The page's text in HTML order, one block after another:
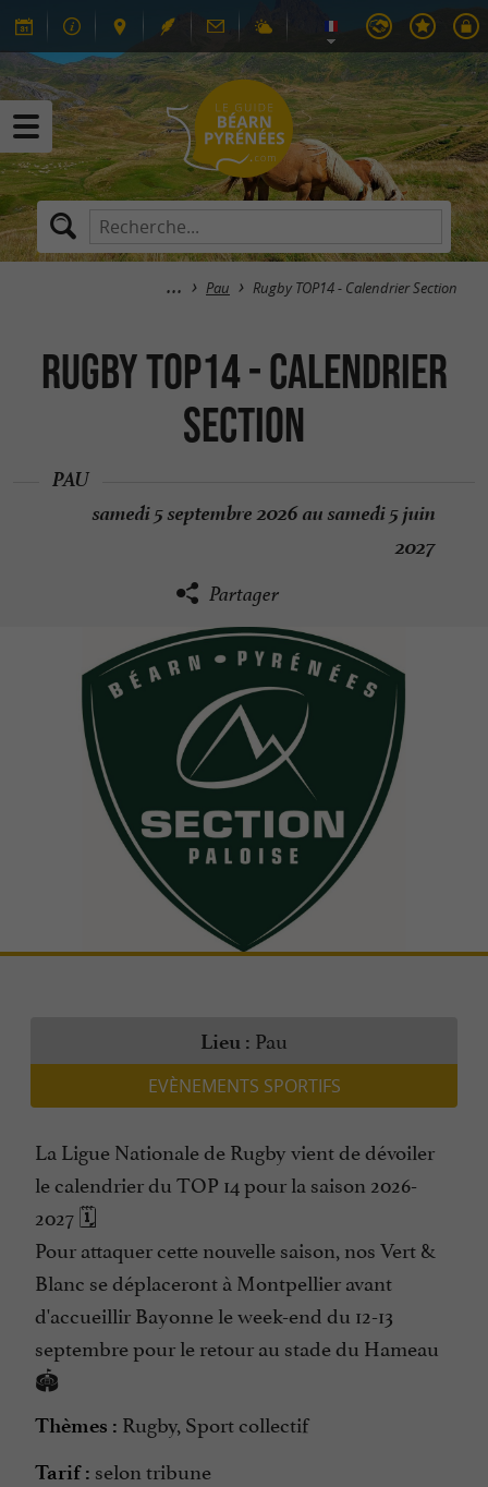
Pau Rugby TOP14 - Calendrier Section
Rugby TOP14 - Calendrier
Section
PAU
samedi 5 septembre 2026 au samedi 5 juin
2027
Partager
Lieu : Pau
EVÈNEMENTS SPORTIFS
La Ligue Nationale de Rugby vient de dévoiler
le calendrier du TOP 14 pour la saison 2026-
2027 🗓️
Pour attaquer cette nouvelle saison, nos Vert &
Blanc se déplaceront à Montpellier avant
d'accueillir Bayonne le week-end du 12-13
septembre pour le retour au stade du Hameau
🏟️
Thèmes : Rugby, Sport collectif
Tarif : selon tribune